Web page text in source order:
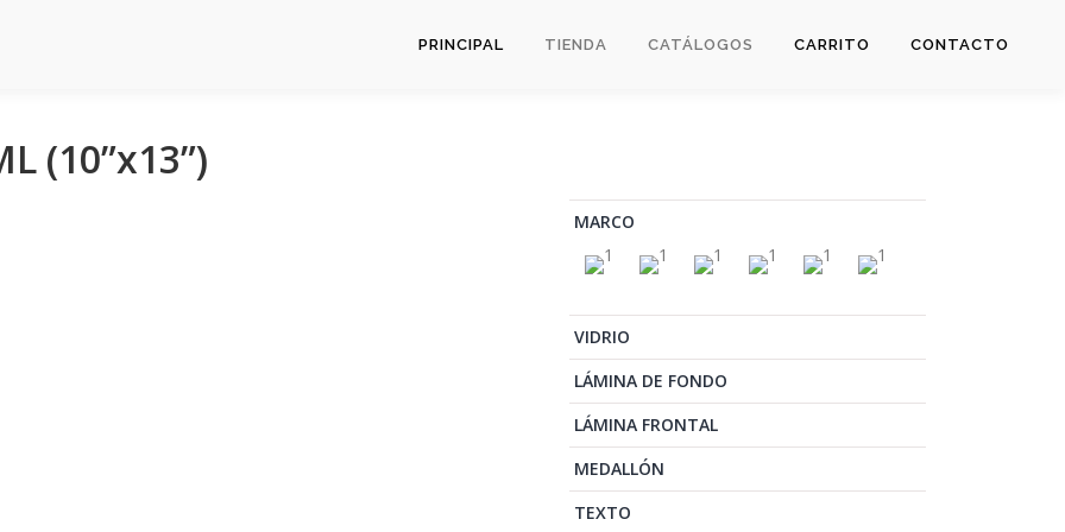
PRINCIPAL TIENDA CATÁLOGOS CARRITO CONTACTO
(10”x13”)
MARCO
VIDRIO
LÁMINA DE FONDO
LÁMINA FRONTAL
MEDALLÓN
TEXTO